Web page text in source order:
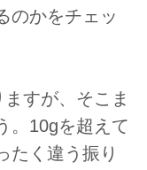
のかをチェッ
すが、そこま
。10gを超えて
たく違う振り